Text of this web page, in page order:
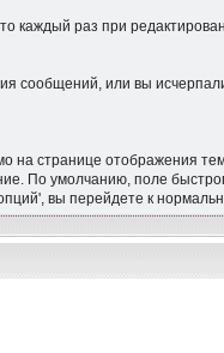
каждый раз при
сообщений, или вы
на странице отображения
По умолчанию, поле
вы перейдете к